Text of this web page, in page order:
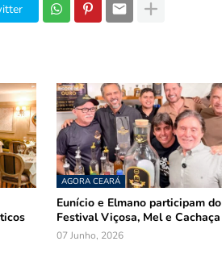
AGORA CEARÁ
Eunício e Elmano participam do
Festival Viçosa, Mel e Cachaça
07 Junho, 2026